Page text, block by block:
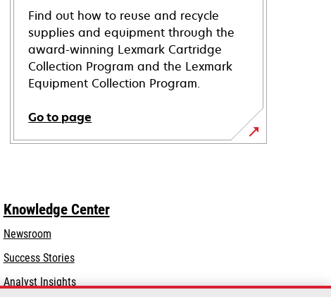
Find out how to reuse and recycle
supplies and equipment through the
award-winning Lexmark Cartridge
Collection Program and the Lexmark
Equipment Collection Program.
Go to page
Knowledge Center
Newsroom
Success Stories
Analyst Insights